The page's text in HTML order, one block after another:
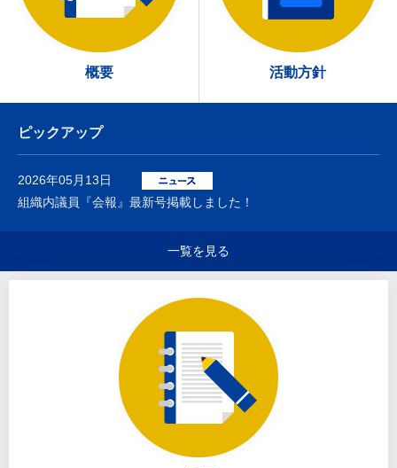
概要 活動方針
ピックアップ
2026年05月13日
組織内議員『会報』最新号掲載しました！
一覧を見る